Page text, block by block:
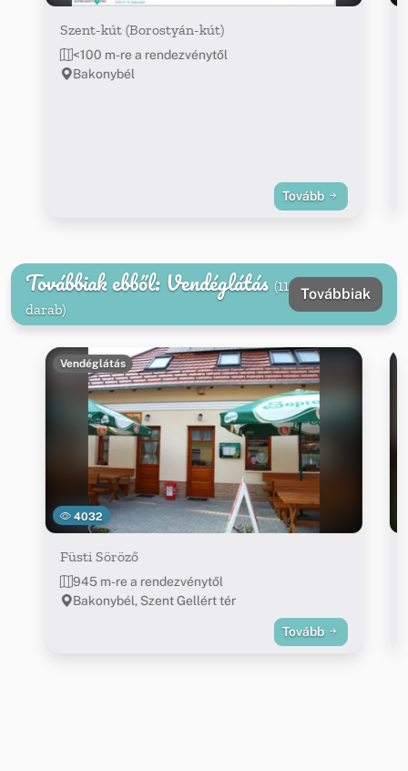
Szent-kút (Borostyán-kút)
<100 m-re a rendezvénytől
Bakonybél
Tovább
Továbbiak ebből: Vendéglátás (11
darab)
Továbbiak
4032
Vendéglátás
Füsti Söröző
945 m-re a rendezvénytől
Bakonybél, Szent Gellért tér
Tovább